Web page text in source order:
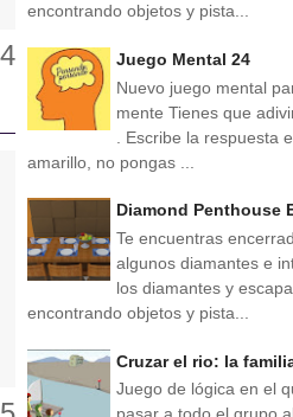
encontrando objetos y pista...
Juego Mental 24
Nuevo juego mental
mente Tienes que
. Escribe la respuesta
amarillo, no pongas ...
Diamond Penthouse
Te encuentras
algunos diamantes e
los diamantes y
encontrando objetos y pista...
Cruzar el rio: la
Juego de lógica en el